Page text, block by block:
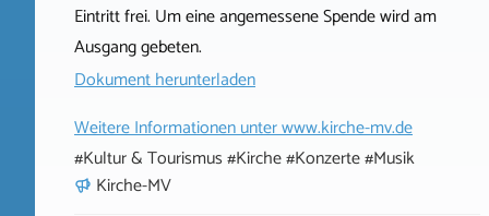
Eintritt frei. Um eine angemessene Spende wird am
Ausgang gebeten.
Dokument herunterladen
Weitere Informationen unterwww.kirche-mv.de
#Kultur & Tourismus #Kirche #Konzerte #Musik
Kirche-MV